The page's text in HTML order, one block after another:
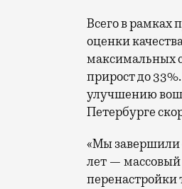
Всего в рамках
оценки
максимальных
прирост до
улучшению
Петербурге
«Мы завершили
лет — массовый
перенастройки